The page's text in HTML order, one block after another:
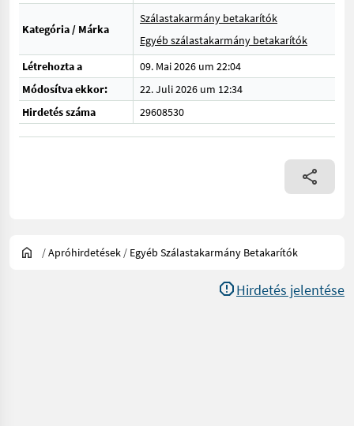
Kategória / Márka
Szálastakarmány betakarítók
Egyéb szálastakarmány betakarítók
Létrehozta a
09. Mai 2026 um 22:04
Módosítva ekkor:
22. Juli 2026 um 12:34
Hirdetés száma
29608530
/Apróhirdetések / Egyéb Szálastakarmány Betakarítók
Hirdetés jelentése